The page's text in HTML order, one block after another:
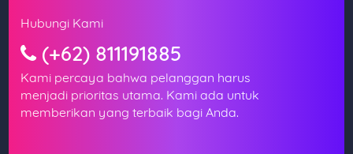
Hubungi Kami
(+62) 811191885
Kami percaya bahwa pelanggan harus
menjadi prioritas utama. Kami ada untuk
memberikan yang terbaik bagi Anda.